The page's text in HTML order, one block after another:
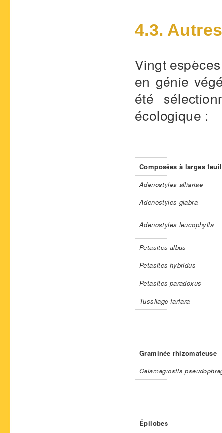
4.3.
Vingt
en génie
été
écologique :
Composées à larges
Adenostyles alliariae
Adenostyles glabra
Adenostyles leucophylla
Petasites albus
Petasites hybridus
Petasites paradoxus
Tussilago farfara
Graminée rhizomateuse
Calamagrostis
Épilobes